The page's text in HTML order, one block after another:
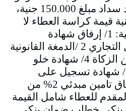
النيل شارع الوادي بعد سداد مبلغ 150.000 جنية،
قيمة كراسة العطاء لا
ترد وفق الشروط الاتية: 1/ إرفاق شهادة
التسجيل من المسجل التجاري 2 /الدمغة القانونية
3 /شهادة إبراء ذمة من الزكاة 4/ شهادة خلو
طرف من الضرائب 5/ شهادة تسجيل على
القيمة المضافة 6/ إرفاق تامين مبدئي 2% من
للعطاء شامل القيمة